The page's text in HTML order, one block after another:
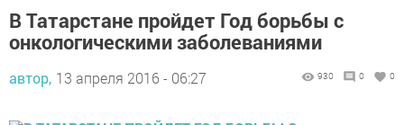
В Татарстане пройдет Год борьбы с
онкологическими заболеваниями
автор, 13 апреля 2016 - 06:27 930 0 0